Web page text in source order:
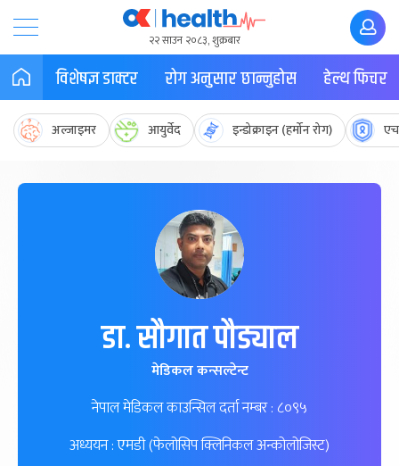
२२ साउन २०८३, शुक्रबार
विशेषज्ञ डाक्टर रोग अनुसार छान्नुहोस हेल्थ फिचर
अल्जाइमर आयुर्वेद इन्डोक्राइन (हर्मोन रोग)
डा. सौगात पौड्याल
मेडिकल कन्सल्टेन्ट
नेपाल मेडिकल काउन्सिल दर्ता नम्बर : ८०९५
अध्ययन : एमडी (फेलोसिप क्लिनिकल अन्कोलोजिस्ट)